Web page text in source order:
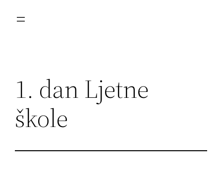
1. dan Ljetne
škole